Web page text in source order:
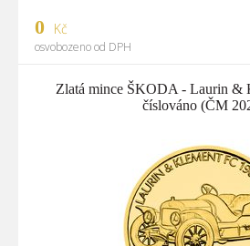
0 Kč
osvobozeno od DPH
Zlatá mince ŠKODA - Laurin &
číslováno (ČM